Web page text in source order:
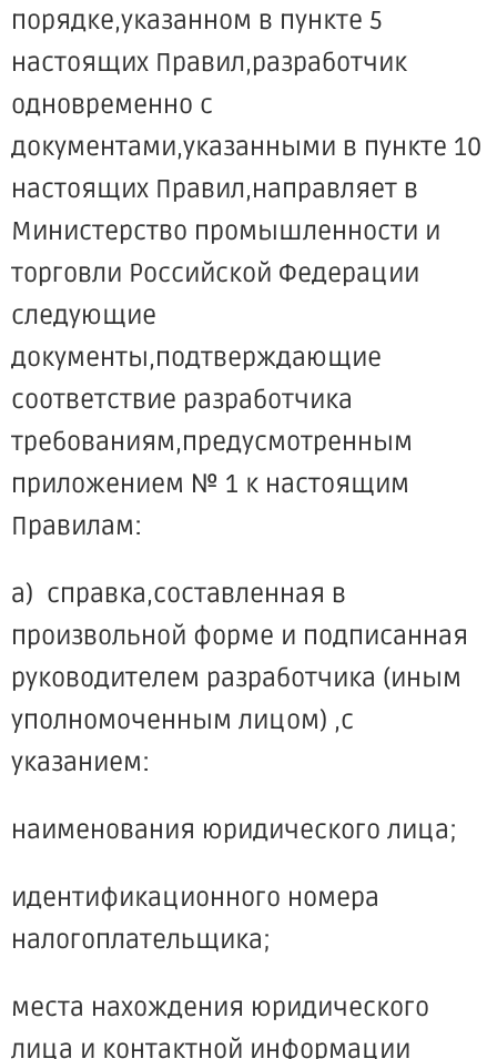
порядке,указанном в пункте 5
настоящих Правил,разработчик
одновременно с
документами,указанными в пункте 10
настоящих Правил,направляет в
Министерство промышленности и
торговли Российской Федерации
следующие
документы,подтверждающие
соответствие разработчика
требованиям,предусмотренным
приложением № 1 к настоящим
Правилам:
а) справка,составленная в
произвольной форме и подписанная
руководителем разработчика (иным
уполномоченным лицом) ,с
указанием:
наименования юридического лица;
идентификационного номера
налогоплательщика;
места нахождения юридического
лица и контактной информации